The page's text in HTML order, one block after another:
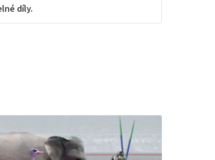
díly.